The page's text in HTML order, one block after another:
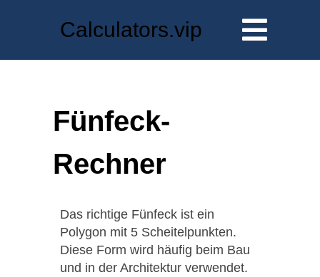
Calculators.vip
Fünfeck-
Rechner
Das richtige Fünfeck ist ein
Polygon mit 5 Scheitelpunkten.
Diese Form wird häufig beim Bau
und in der Architektur verwendet.